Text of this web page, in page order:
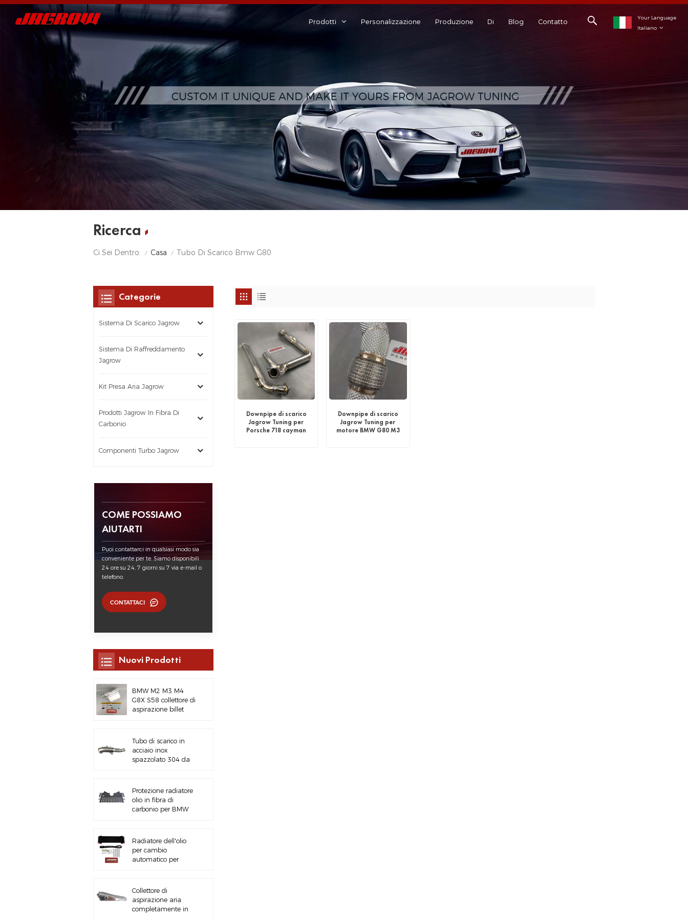
Your Language
Italiano
Prodotti Personalizzazione Produzione Di Blog Contatto
Ricerca
Ci Sei Dentro: / Casa / Tubo Di Scarico Bmw G80
Downpipe di scarico
Jagrow Tuning per
Porsche 718 cayman
Downpipe di scarico
Jagrow Tuning per
motore BMW G80 M3
Categorie
Sistema Di Scarico Jagrow
Sistema Di Raffreddamento
Jagrow
Kit Presa Aria Jagrow
Prodotti Jagrow In Fibra Di
Carbonio
Componenti Turbo Jagrow
COME POSSIAMO
AIUTARTI
Puoi contattarci in qualsiasi modo sia
conveniente per te. Siamo disponibili
24 ore su 24, 7 giorni su 7 via e-mail o
telefono.
CONTATTACI
Nuovi Prodotti
BMW M2 M3 M4
G8X S58 collettore di
aspirazione billet
Tubo di scarico in
acciaio inox
spazzolato 304 da
Protezione radiatore
olio in fibra di
carbonio per BMW
Radiatore dell'olio
per cambio
automatico per
Collettore di
aspirazione aria
completamente in